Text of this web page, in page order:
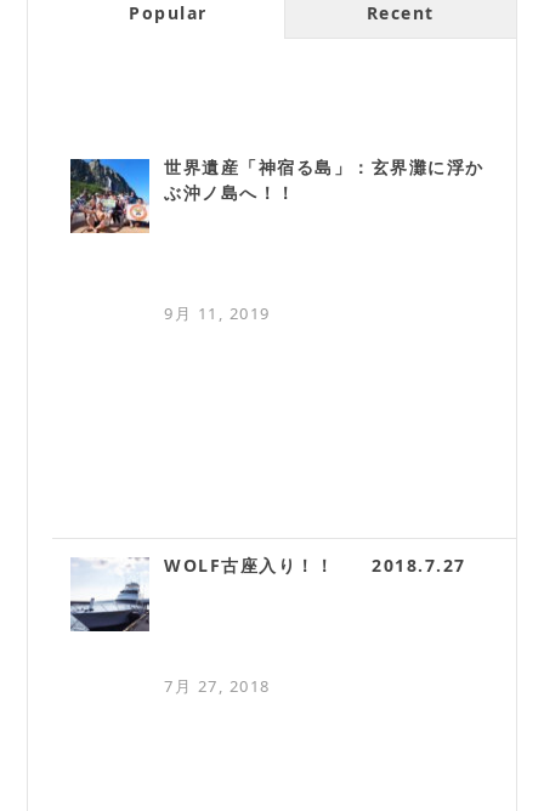
Popular Recent
世界遺産「神宿る島」：玄界灘に浮か
ぶ沖ノ島へ！！
9月 11, 2019
WOLF古座入り！！ 2018.7.27
7月 27, 2018